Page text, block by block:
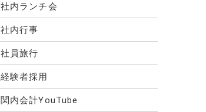
社内ランチ会
社内行事
社員旅行
経験者採用
関内会計YouTube